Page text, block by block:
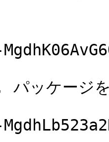
ケージを